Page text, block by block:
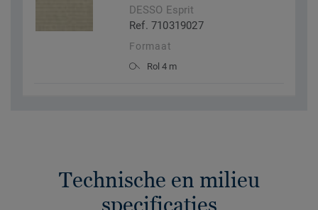
DESSO Esprit
Ref. 710319027
Formaat
Rol 4 m
Technische en milieu
specificaties